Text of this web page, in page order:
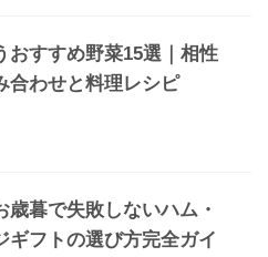
おすすめ野菜15選｜相性
合わせと料理レシピ
歳暮で失敗しないハム・
ギフトの選び方完全ガイ